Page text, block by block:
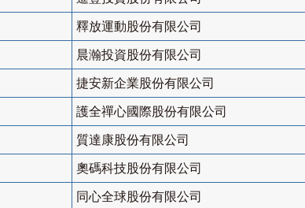
釋放運動股份有限公司
晨瀚投資股份有限公司
捷安新企業股份有限公司
護全禪心國際股份有限公司
質達康股份有限公司
奧碼科技股份有限公司
同心全球股份有限公司